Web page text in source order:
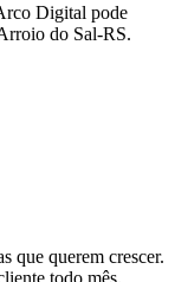
Digital pode
do Sal-RS.
que querem crescer.
todo mês.